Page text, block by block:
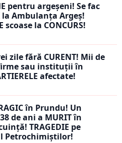
pentru argeșeni! Se fac
la Ambulanța Argeș!
scoase la CONCURS!
zile fără CURENT! Mii de
sau instituții în
afectate!
în Prundu! Un
de ani a MURIT în
TRAGEDIE pe
Petrochimiștilor!